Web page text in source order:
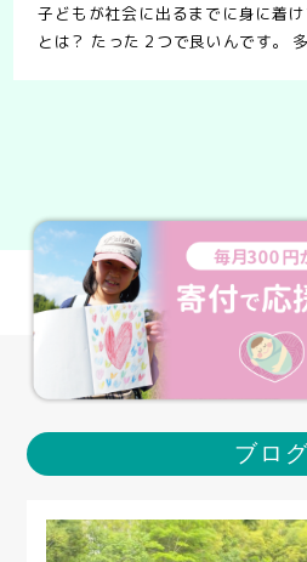
子どもが社会に出るまでに身に着
とは？ たった２つで良いんです。
ブロ